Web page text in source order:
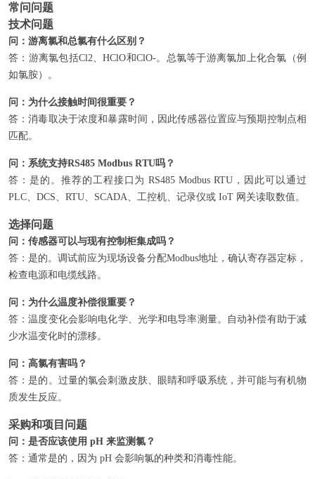
常问问题
技术问题
问：游离氯和总氯有什么区别？
答：游离氯包括Cl2、HClO和ClO-。总氯等于游离氯加上化合氯（例
如氯胺）。
问：为什么接触时间很重要？
答：消毒取决于浓度和暴露时间，因此传感器位置应与预期控制点相
匹配。
问：系统支持RS485 Modbus RTU吗？
答：是的。推荐的工程接口为 RS485 Modbus RTU，因此可以通过
PLC、DCS、RTU、SCADA、工控机、记录仪或 IoT 网关读取数值。
选择问题
问：传感器可以与现有控制柜集成吗？
答：是的。调试前应为现场设备分配Modbus地址，确认寄存器定标，
检查电源和电缆线路。
问：为什么温度补偿很重要？
答：温度变化会影响电化学、光学和电导率测量。自动补偿有助于减
少水温变化时的漂移。
问：高氯有害吗？
答：是的。过量的氯会刺激皮肤、眼睛和呼吸系统，并可能与有机物
质发生反应。
采购和项目问题
问：是否应该使用 pH 来监测氯？
答：通常是的，因为 pH 会影响氯的种类和消毒性能。